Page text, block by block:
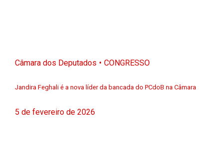
Câmara dos Deputados CONGRESSO
Jandira Feghali é a nova líder da bancada do PCdoB na Câmara
5 de fevereiro de 2026